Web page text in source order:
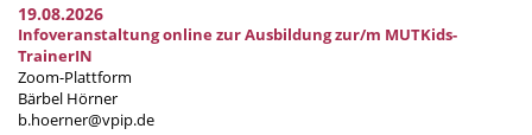
19.08.2026
Infoveranstaltung online zur Ausbildung zur/m MUTKids-
TrainerIN
Zoom-Plattform
Bärbel Hörner
b.hoerner@vpip.de